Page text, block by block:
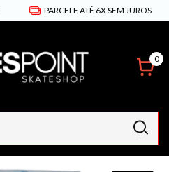
PARCELE ATÉ 6X SEM JUROS
0